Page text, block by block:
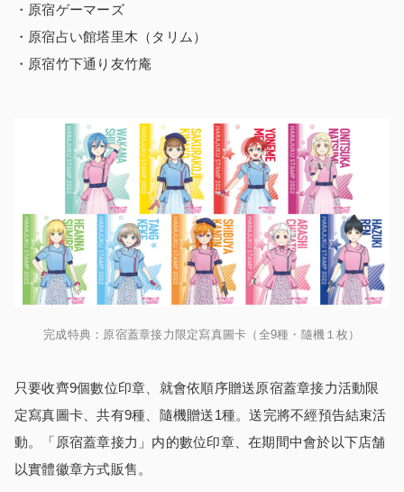
・原宿ゲーマーズ
・原宿占い館塔里木（タリム）
・原宿竹下通り友竹庵
完成特典：原宿蓋章接力限定寫真圖卡（全9種・隨機１枚）
只要收齊9個數位印章、就會依順序贈送原宿蓋章接力活動限
定寫真圖卡、共有9種、隨機贈送1種。送完將不經預告結束活
動。「原宿蓋章接力」内的數位印章、在期間中會於以下店舗
以實體徽章方式販售。